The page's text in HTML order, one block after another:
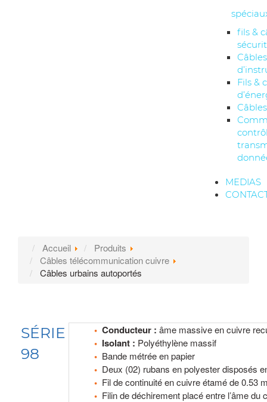
fils &
Câbles
Fils &
MEDIAS
Accueil
Produits
Câbles télécommunication cuivre
Câbles urbains autoportés
SÉRIE
98
Conducteur : âme massive en cuivre
Isolant : Polyéthylène massif
Bande métrée en papier
Deux (02) rubans en polyester disposés
Fil de continuité en cuivre étamé de 0.53
Filin de déchirement placé entre l’âme du